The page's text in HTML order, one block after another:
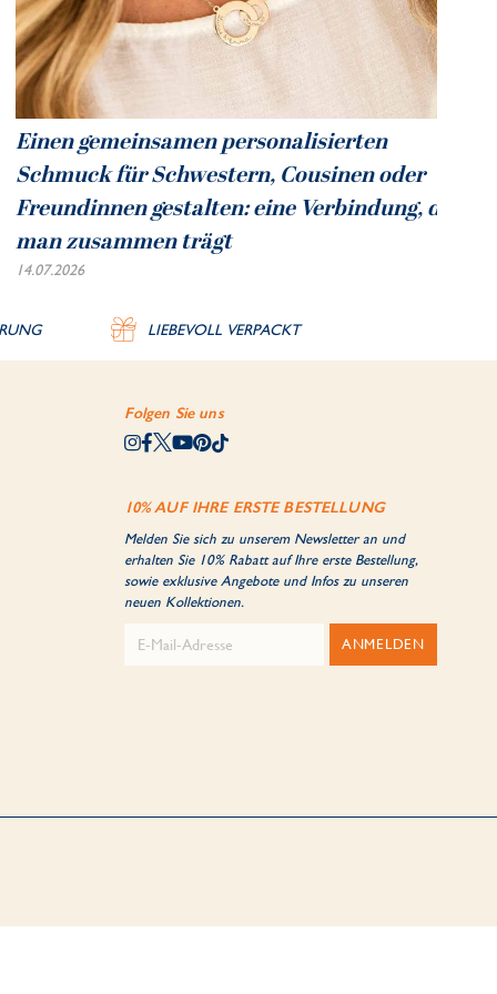
Einen gemeinsamen personalisierten
Schmuck für Schwestern, Cousinen oder
Freundinnen gestalten: eine Verbindung, die
man zusammen trägt
14.07.2026
LIEBEVOLL VERPACKT
Folgen Sie uns
10% AUF IHRE ERSTE BESTELLUNG
Melden Sie sich zu unserem Newsletter an und
erhalten Sie 10% Rabatt auf Ihre erste Bestellung,
sowie exklusive Angebote und Infos zu unseren
neuen Kollektionen.
ANMELDEN